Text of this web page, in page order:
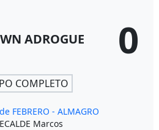
ADROGUE 0
COMPLETO
FEBRERO - ALMAGRO
Marcos